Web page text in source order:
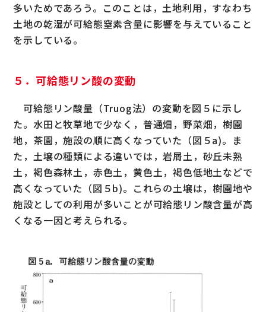
多いためであろう。このことは，土地利用，すなわち
土地の乾湿が可給態窒素含量に影響を与えていること
を示している。
５．可給態リン酸の変動
可給態リン酸量（Truog法）の変動を図５に示し
た。水田と牧草地で少なく，普通畑，野菜畑，樹園
地，茶園，施設の順に高くなっていた（図５a)。ま
た，土壌の種類による違いでは，岩屑土，砂丘未熟
土，褐色森林土，赤色土，黄色土，褐色低地土などで
高くなっていた（図５b)。これらの土壌は，樹園地や
施設としての利用が多いことが可給態リン酸含量が高
くなる一因と考えられる。